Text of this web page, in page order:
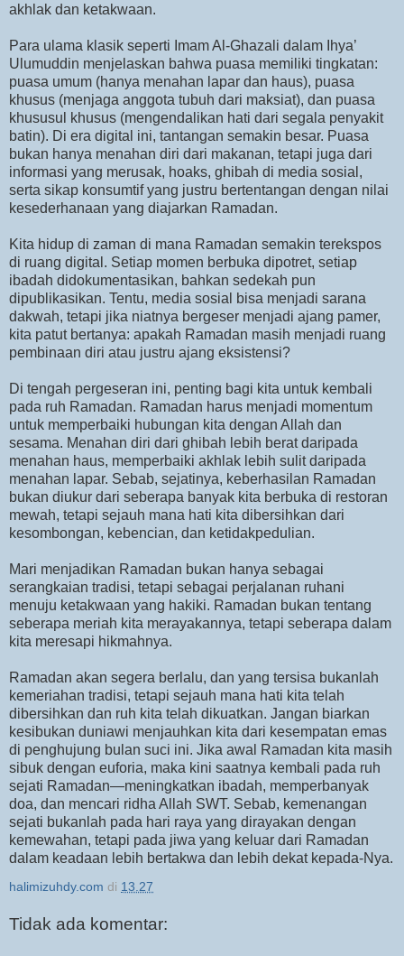
akhlak dan ketakwaan.
Para ulama klasik seperti Imam Al-Ghazali dalam Ihya’
Ulumuddin menjelaskan bahwa puasa memiliki tingkatan:
puasa umum (hanya menahan lapar dan haus), puasa
khusus (menjaga anggota tubuh dari maksiat), dan puasa
khususul khusus (mengendalikan hati dari segala penyakit
batin). Di era digital ini, tantangan semakin besar. Puasa
bukan hanya menahan diri dari makanan, tetapi juga dari
informasi yang merusak, hoaks, ghibah di media sosial,
serta sikap konsumtif yang justru bertentangan dengan nilai
kesederhanaan yang diajarkan Ramadan.
Kita hidup di zaman di mana Ramadan semakin terekspos
di ruang digital. Setiap momen berbuka dipotret, setiap
ibadah didokumentasikan, bahkan sedekah pun
dipublikasikan. Tentu, media sosial bisa menjadi sarana
dakwah, tetapi jika niatnya bergeser menjadi ajang pamer,
kita patut bertanya: apakah Ramadan masih menjadi ruang
pembinaan diri atau justru ajang eksistensi?
Di tengah pergeseran ini, penting bagi kita untuk kembali
pada ruh Ramadan. Ramadan harus menjadi momentum
untuk memperbaiki hubungan kita dengan Allah dan
sesama. Menahan diri dari ghibah lebih berat daripada
menahan haus, memperbaiki akhlak lebih sulit daripada
menahan lapar. Sebab, sejatinya, keberhasilan Ramadan
bukan diukur dari seberapa banyak kita berbuka di restoran
mewah, tetapi sejauh mana hati kita dibersihkan dari
kesombongan, kebencian, dan ketidakpedulian.
Mari menjadikan Ramadan bukan hanya sebagai
serangkaian tradisi, tetapi sebagai perjalanan ruhani
menuju ketakwaan yang hakiki. Ramadan bukan tentang
seberapa meriah kita merayakannya, tetapi seberapa dalam
kita meresapi hikmahnya.
Ramadan akan segera berlalu, dan yang tersisa bukanlah
kemeriahan tradisi, tetapi sejauh mana hati kita telah
dibersihkan dan ruh kita telah dikuatkan. Jangan biarkan
kesibukan duniawi menjauhkan kita dari kesempatan emas
di penghujung bulan suci ini. Jika awal Ramadan kita masih
sibuk dengan euforia, maka kini saatnya kembali pada ruh
sejati Ramadan—meningkatkan ibadah, memperbanyak
doa, dan mencari ridha Allah SWT. Sebab, kemenangan
sejati bukanlah pada hari raya yang dirayakan dengan
kemewahan, tetapi pada jiwa yang keluar dari Ramadan
dalam keadaan lebih bertakwa dan lebih dekat kepada-Nya.
halimizuhdy.com di 13.27
Tidak ada komentar: